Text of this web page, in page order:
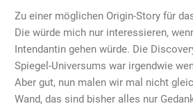
Zu einer möglichen Origin-Story für
Die würde mich nur interessieren,
Intendantin gehen würde. Die
Spiegel-Universums war irgendwie
Aber gut, nun malen wir mal nicht
Wand, das sind bisher alles nur